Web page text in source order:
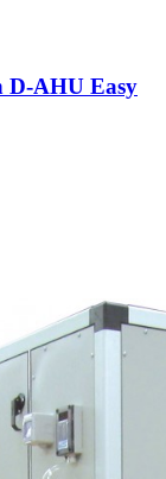
D-AHU Easy